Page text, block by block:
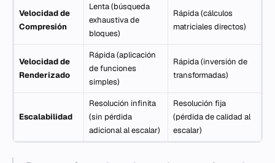
Velocidad de
Compresión
Lenta (búsqueda
exhaustiva de
bloques)
Rápida (cálculos
matriciales directos)
Velocidad de
Renderizado
Rápida (aplicación
de funciones
simples)
Rápida (inversión de
transformadas)
Escalabilidad
Resolución infinita
(sin pérdida
adicional al escalar)
Resolución fija
(pérdida de calidad al
escalar)